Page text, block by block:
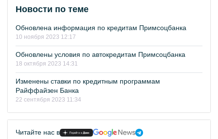
Новости по теме
Обновлена информация по кредитам Примсоцбанка
10 ноября 2023 12:17
Обновлены условия по автокредитам Примсоцбанка
18 октября 2023 14:31
Изменены ставки по кредитным программам
Райффайзен Банка
22 сентября 2023 11:34
Читайте нас в